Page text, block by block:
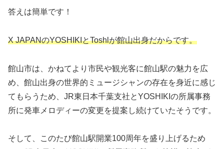
答えは簡単です！
X JAPANのYOSHIKIとToshlが館山出身だからです。
館山市は、かねてより市民や観光客に館山駅の魅力を広
め、館山出身の世界的ミュージシャンの存在を身近に感じ
てもらうため、JR東日本千葉支社とYOSHIKIの所属事務
所に発車メロディーの変更を提案し続けていたそうです。
そして、このたび館山駅開業100周年を盛り上げるため